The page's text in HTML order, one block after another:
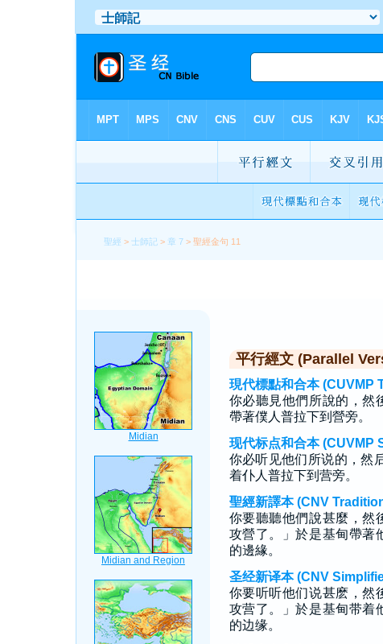
聖經 >士師記 > 章 7 > 聖經金句 11
平行經文 (Parallel
現代標點和合本 (CUVMP
你必聽見他們所說的，然
帶著僕人普拉下到營旁。
现代标点和合本 (CUVMP
你必听见他们所说的，然
着仆人普拉下到营旁。
聖經新譯本 (CNV
你要聽聽他們說甚麼，然
攻營了。」於是基甸帶著
的邊緣。
圣经新译本 (CNV
你要听听他们说甚麽，然
攻营了。」於是基甸带着
的边缘。